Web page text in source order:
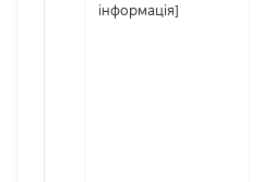
інформація]